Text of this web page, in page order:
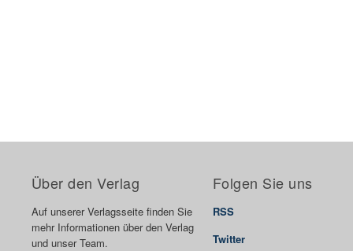
Über den Verlag
Auf unserer Verlagsseite finden Sie
mehr Informationen über den Verlag
und unser Team.
Folgen Sie uns
RSS
Twitter